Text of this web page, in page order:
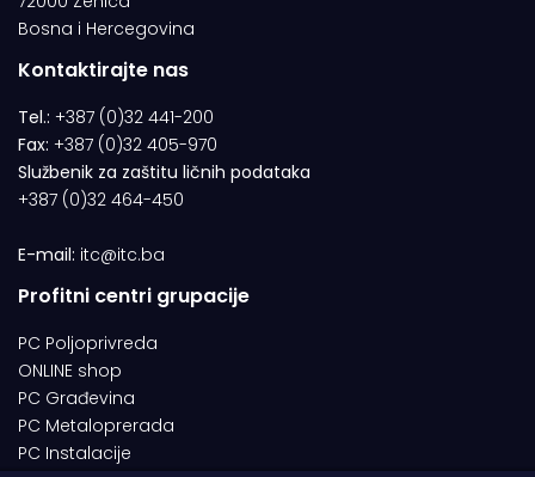
Bosna i Hercegovina
Kontaktirajte nas
Tel.: +387 (0)32 441-200
Fax: +387 (0)32 405-970
Službenik za zaštitu ličnih podataka
+387 (0)32 464-450
E-mail: itc@itc.ba
Profitni centri grupacije
PC Poljoprivreda
ONLINE shop
PC Građevina
PC Metaloprerada
PC Instalacije